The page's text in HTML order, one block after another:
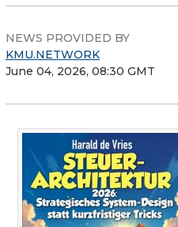
NEWS PROVIDED BY
KMU.NETWORK
June 04, 2026, 08:30 GMT